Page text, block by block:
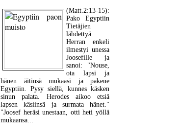
(Matt.2:13-15):
Pako Egyptiin
Tietäjien
lähdettyä
Herran enkeli
ilmestyi unessa
Joosefille ja
sanoi: "Nouse,
ota lapsi ja
hänen äitinsä mukaasi ja pakene
Egyptiin. Pysy siellä, kunnes käsken
sinun palata. Herodes aikoo etsiä
lapsen käsiinsä ja surmata hänet."
"Joosef heräsi unestaan, otti heti yöllä
mukaansa...